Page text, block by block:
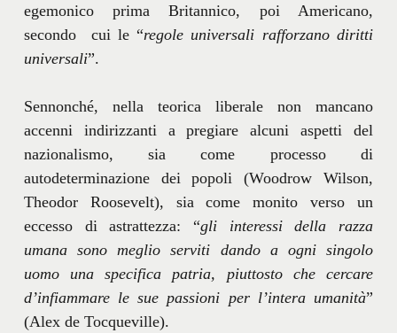
egemonico prima Britannico, poi Americano,
secondo cui le “regole universali rafforzano diritti
universali”.
Sennonché, nella teorica liberale non mancano
accenni indirizzanti a pregiare alcuni aspetti del
nazionalismo, sia come processo di
autodeterminazione dei popoli (Woodrow Wilson,
Theodor Roosevelt), sia come monito verso un
eccesso di astrattezza: “gli interessi della razza
umana sono meglio serviti dando a ogni singolo
uomo una specifica patria, piuttosto che cercare
d’infiammare le sue passioni per l’intera umanità”
(Alex de Tocqueville).